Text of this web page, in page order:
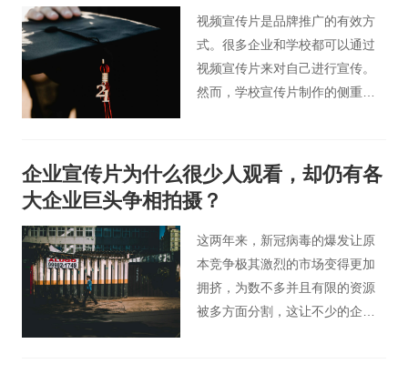
视频宣传片是品牌推广的有效方
式。很多企业和学校都可以通过
视频宣传片来对自己进行宣传。
然而，学校宣传片制作的侧重点
频的制作需要掌握哪些策略？今
天桃花谷小编就带大家了解下学
校宣传片应该怎么做，和制作学
校宣传片应掌握的策略。
企业宣传片为什么很少人观看，却仍有各
大企业巨头争相拍摄？
这两年来，新冠病毒的爆发让原
本竞争极其激烈的市场变得更加
拥挤，为数不多并且有限的资源
被多方面分割，这让不少的企业